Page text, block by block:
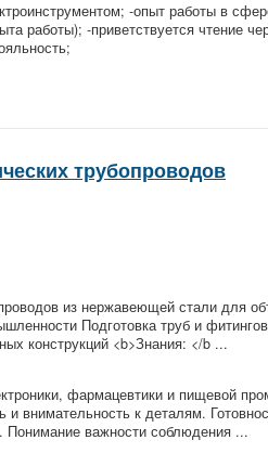
-опыт работы в
работы); -приветствуется чтение
трубопроводов
из нержавеющей стали для
Подготовка труб и
конструкций <b>Знания: </b ...
фармацевтики и пищевой
и внимательность к деталям.
Понимание важности соблюдения ...